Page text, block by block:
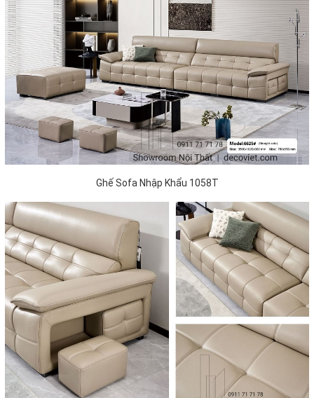
Ghế Sofa Nhập Khẩu 1058T